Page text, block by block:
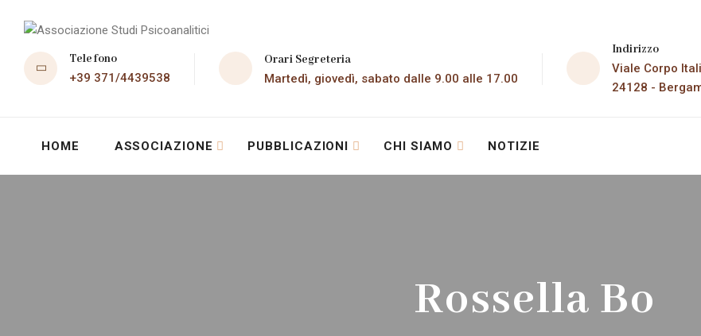
Telefono
+39 371/4439538
Orari Segreteria
Martedì, giovedì, sabato dalle 9.00 alle 17.00
Indirizzo
Viale Corpo
24128 -
HOME ASSOCIAZIONE PUBBLICAZIONI CHI SIAMO NOTIZIE
Rossella Bo